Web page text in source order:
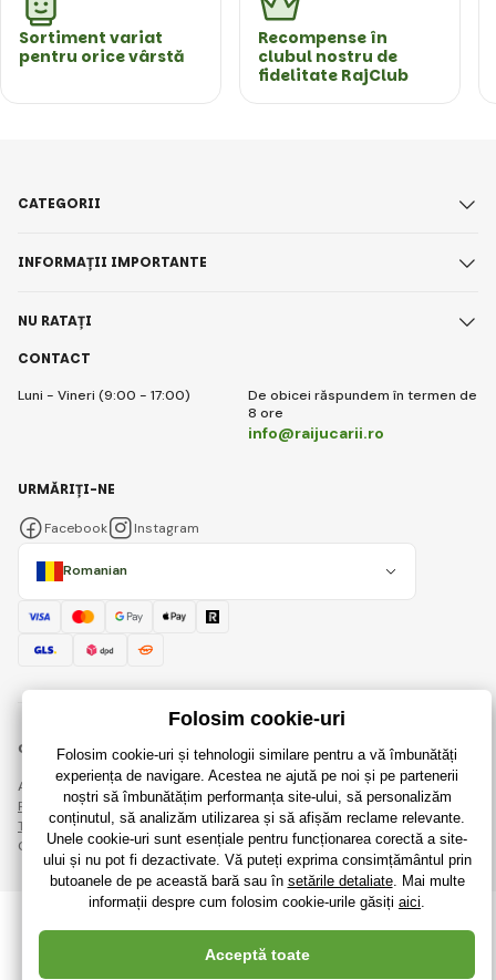
Sortiment variat
pentru orice vârstă
Recompense în
clubul nostru de
fidelitate RajClub
CONTACT
Luni - Vineri (9:00 - 17:00)
De obicei răspundem în termen de
8 ore
info@raijucarii.ro
CATEGORII
INFORMAȚII IMPORTANTE
NU RATAȚI
Romanian
URMĂRIȚI-NE
Facebook Instagram
© 2018 - 2026 RaiJucării.ro, Toate drepturile rezervate
Această pagină este protejată prin reCAPTCHA și se aplică
Regulile de protecție a datelor personalecompaniile Google și ale lor
Termeni și condiții.
Crearea de magazine online eficiente de laRIESENIA